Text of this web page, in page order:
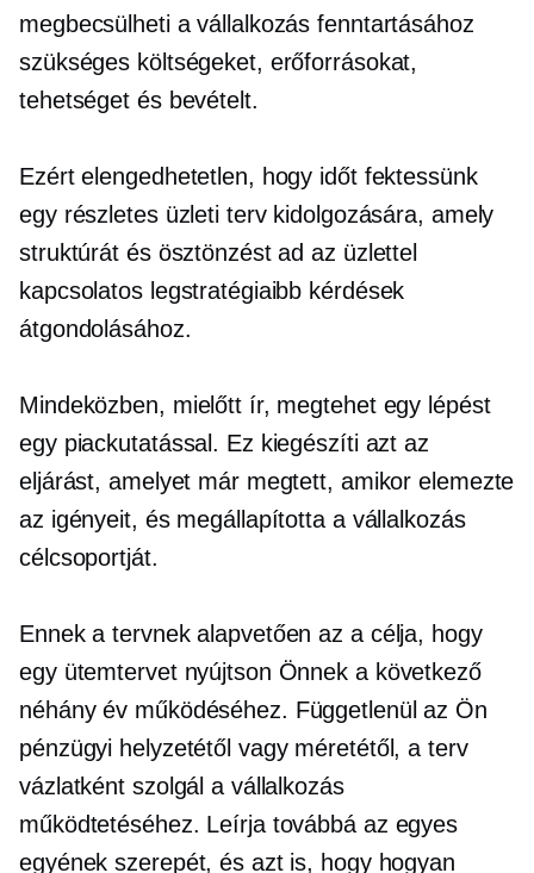
megbecsülheti a vállalkozás fenntartásához
szükséges költségeket, erőforrásokat,
tehetséget és bevételt.
Ezért elengedhetetlen, hogy időt fektessünk
egy részletes üzleti terv kidolgozására, amely
struktúrát és ösztönzést ad az üzlettel
kapcsolatos legstratégiaibb kérdések
átgondolásához.
Mindeközben, mielőtt ír, megtehet egy lépést
egy piackutatással. Ez kiegészíti azt az
eljárást, amelyet már megtett, amikor elemezte
az igényeit, és megállapította a vállalkozás
célcsoportját.
Ennek a tervnek alapvetően az a célja, hogy
egy ütemtervet nyújtson Önnek a következő
néhány év működéséhez. Függetlenül az Ön
pénzügyi helyzetétől vagy méretétől, a terv
vázlatként szolgál a vállalkozás
működtetéséhez. Leírja továbbá az egyes
egyének szerepét, és azt is, hogy hogyan